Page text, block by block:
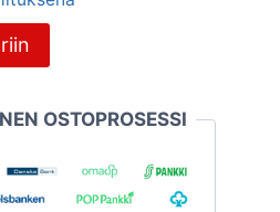
OSTOPROSESSI